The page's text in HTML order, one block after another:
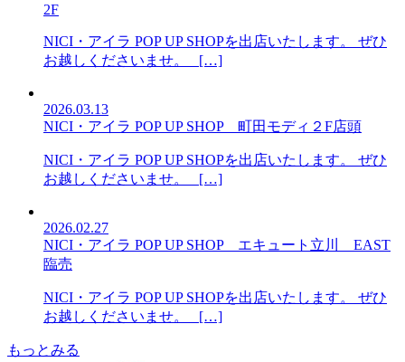
2F
NICI・アイラ POP UP SHOPを出店いたします。 ぜひ
お越しくださいませ。 […]
2026.03.13
NICI・アイラ POP UP SHOP 町田モディ２F店頭
NICI・アイラ POP UP SHOPを出店いたします。 ぜひ
お越しくださいませ。 […]
2026.02.27
NICI・アイラ POP UP SHOP エキュート立川 EAST
臨売
NICI・アイラ POP UP SHOPを出店いたします。 ぜひ
お越しくださいませ。 […]
もっとみる